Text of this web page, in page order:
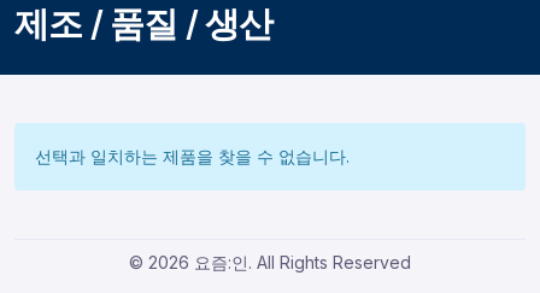
제조 / 품질 / 생산
선택과 일치하는 제품을 찾을 수 없습니다.
© 2026 요즘:인. All Rights Reserved